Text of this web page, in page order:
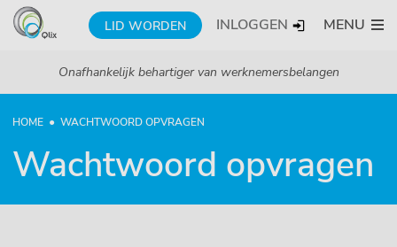
LID WORDEN INLOGGEN MENU
Onafhankelijk behartiger van werknemersbelangen
HOME WACHTWOORD OPVRAGEN
Wachtwoord opvragen